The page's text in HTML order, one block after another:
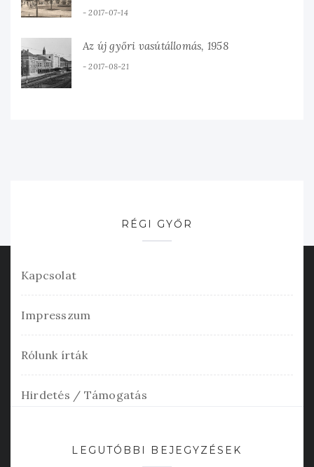
2017-07-14
Az új győri vasútállomás, 1958
2017-08-21
RÉGI GYŐR
Kapcsolat
Impresszum
Rólunk írták
Hirdetés / Támogatás
LEGUTÓBBI BEJEGYZÉSEK